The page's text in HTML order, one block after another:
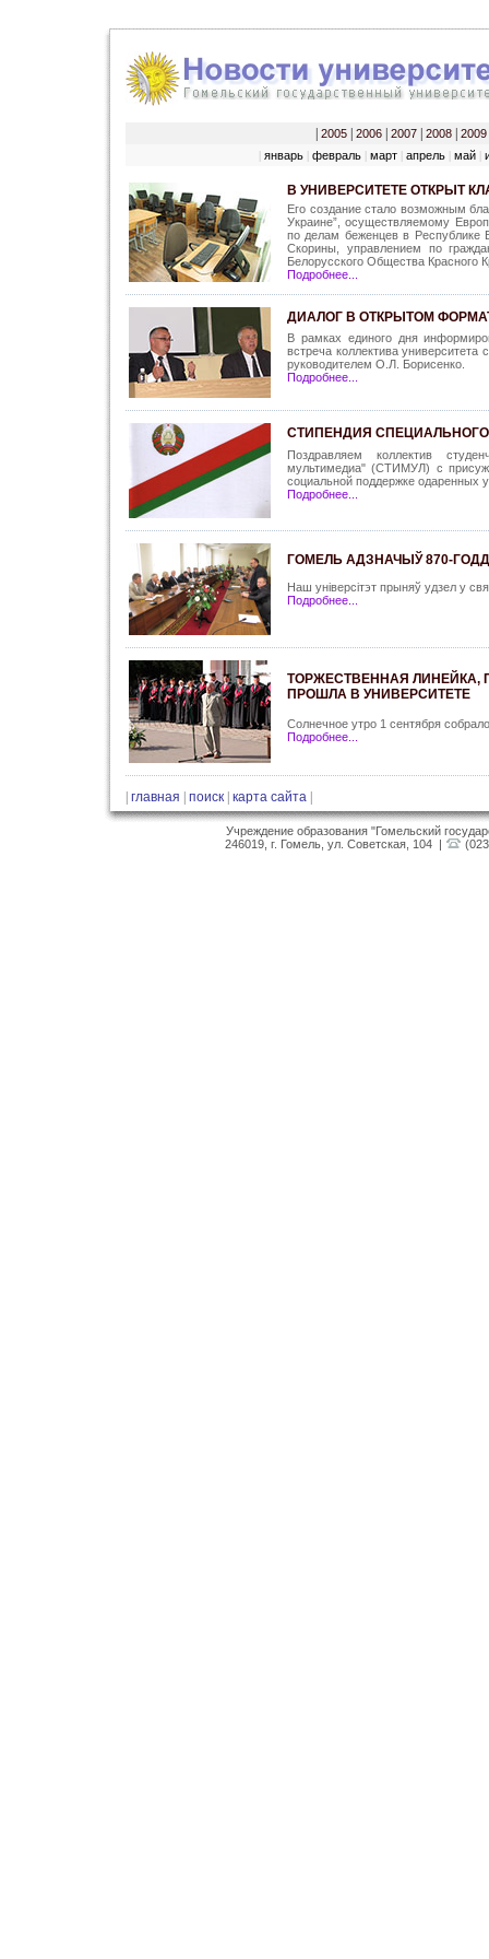
2005| 2006| 2007| 2008| 2009
январь| февраль| март| апрель| май|
В УНИВЕРСИТЕТЕ ОТКРЫТ
Его создание стало возможным
Украине”, осуществляемому
по делам беженцев в Республике
Скорины, управлением по
Белорусского Общества Красного
Подробнее...
ДИАЛОГ В ОТКРЫТОМ
В рамках единого дня
встреча коллектива университета
руководителем О.Л. Борисенко.
Подробнее...
СТИПЕНДИЯ
Поздравляем коллектив
мультимедиа" (СТИМУЛ) с
социальной поддержке одаренных
Подробнее...
ГОМЕЛЬ АДЗНАЧЫЎ 870-
Наш універсітэт прыняў удзел у
Подробнее...
ТОРЖЕСТВЕННАЯ
ПРОШЛА В УНИВЕРСИТЕТЕ
Солнечное утро 1 сентября
Подробнее...
главная поиск карта сайта
Учреждение образования "Гомельский
246019, г. Гомель, ул. Советская, 104 |